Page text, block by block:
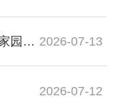
奇胡利的艺术玻璃加工生产厂家园展现了什么 2026-07-13
2026-07-12